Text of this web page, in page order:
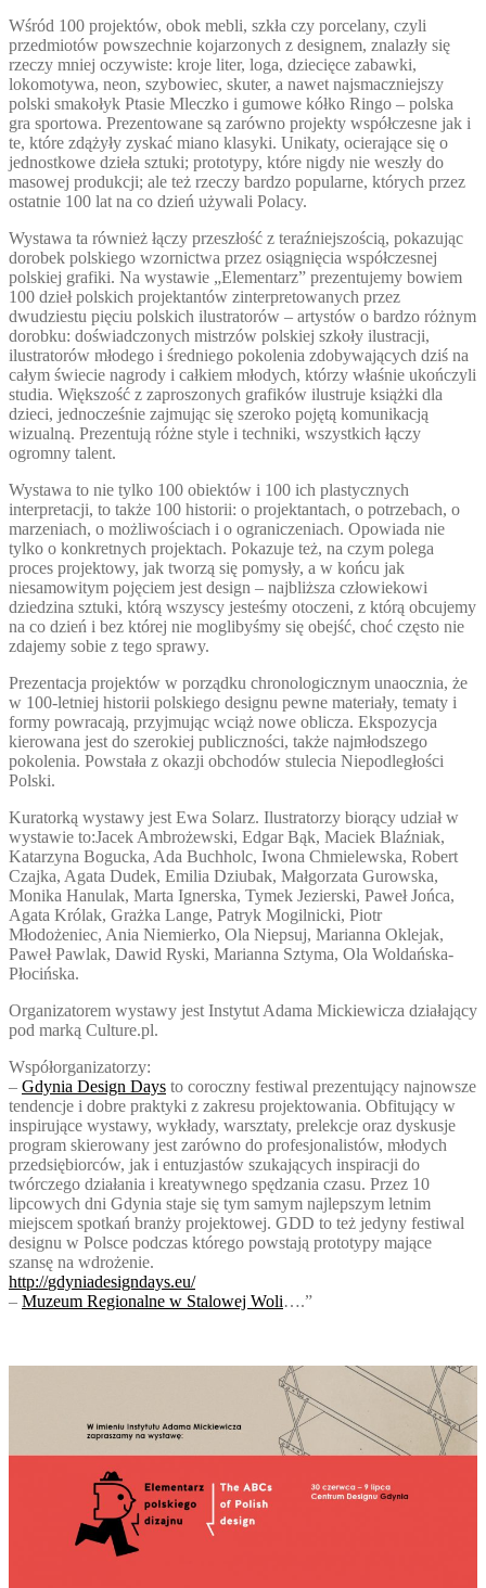
Wśród 100 projektów, obok mebli, szkła czy porcelany, czyli
przedmiotów powszechnie kojarzonych z designem, znalazły się
rzeczy mniej oczywiste: kroje liter, loga, dziecięce zabawki,
lokomotywa, neon, szybowiec, skuter, a nawet najsmaczniejszy
polski smakołyk Ptasie Mleczko i gumowe kółko Ringo – polska
gra sportowa. Prezentowane są zarówno projekty współczesne jak i
te, które zdążyły zyskać miano klasyki. Unikaty, ocierające się o
jednostkowe dzieła sztuki; prototypy, które nigdy nie weszły do
masowej produkcji; ale też rzeczy bardzo popularne, których przez
ostatnie 100 lat na co dzień używali Polacy.
Wystawa ta również łączy przeszłość z teraźniejszością, pokazując
dorobek polskiego wzornictwa przez osiągnięcia współczesnej
polskiej grafiki. Na wystawie „Elementarz” prezentujemy bowiem
100 dzieł polskich projektantów zinterpretowanych przez
dwudziestu pięciu polskich ilustratorów – artystów o bardzo różnym
dorobku: doświadczonych mistrzów polskiej szkoły ilustracji,
ilustratorów młodego i średniego pokolenia zdobywających dziś na
całym świecie nagrody i całkiem młodych, którzy właśnie ukończyli
studia. Większość z zaproszonych grafików ilustruje książki dla
dzieci, jednocześnie zajmując się szeroko pojętą komunikacją
wizualną. Prezentują różne style i techniki, wszystkich łączy
ogromny talent.
Wystawa to nie tylko 100 obiektów i 100 ich plastycznych
interpretacji, to także 100 historii: o projektantach, o potrzebach, o
marzeniach, o możliwościach i o ograniczeniach. Opowiada nie
tylko o konkretnych projektach. Pokazuje też, na czym polega
proces projektowy, jak tworzą się pomysły, a w końcu jak
niesamowitym pojęciem jest design – najbliższa człowiekowi
dziedzina sztuki, którą wszyscy jesteśmy otoczeni, z którą obcujemy
na co dzień i bez której nie moglibyśmy się obejść, choć często nie
zdajemy sobie z tego sprawy.
Prezentacja projektów w porządku chronologicznym unaocznia, że
w 100-letniej historii polskiego designu pewne materiały, tematy i
formy powracają, przyjmując wciąż nowe oblicza. Ekspozycja
kierowana jest do szerokiej publiczności, także najmłodszego
pokolenia. Powstała z okazji obchodów stulecia Niepodległości
Polski.
Kuratorką wystawy jest Ewa Solarz. Ilustratorzy biorący udział w
wystawie to:Jacek Ambrożewski, Edgar Bąk, Maciek Blaźniak,
Katarzyna Bogucka, Ada Buchholc, Iwona Chmielewska, Robert
Czajka, Agata Dudek, Emilia Dziubak, Małgorzata Gurowska,
Monika Hanulak, Marta Ignerska, Tymek Jezierski, Paweł Jońca,
Agata Królak, Grażka Lange, Patryk Mogilnicki, Piotr
Młodożeniec, Ania Niemierko, Ola Niepsuj, Marianna Oklejak,
Paweł Pawlak, Dawid Ryski, Marianna Sztyma, Ola Woldańska-
Płocińska.
Organizatorem wystawy jest Instytut Adama Mickiewicza działający
pod marką Culture.pl.
Współorganizatorzy:
– Gdynia Design Days to coroczny festiwal prezentujący najnowsze
tendencje i dobre praktyki z zakresu projektowania. Obfitujący w
inspirujące wystawy, wykłady, warsztaty, prelekcje oraz dyskusje
program skierowany jest zarówno do profesjonalistów, młodych
przedsiębiorców, jak i entuzjastów szukających inspiracji do
twórczego działania i kreatywnego spędzania czasu. Przez 10
lipcowych dni Gdynia staje się tym samym najlepszym letnim
miejscem spotkań branży projektowej. GDD to też jedyny festiwal
designu w Polsce podczas którego powstają prototypy mające
szansę na wdrożenie.
http://gdyniadesigndays.eu/
– Muzeum Regionalne w Stalowej Woli….”